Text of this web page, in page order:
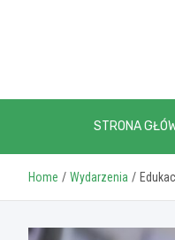
STRONA
Home Wydarzenia